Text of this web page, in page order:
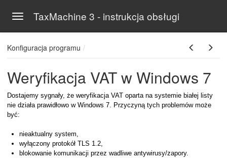
Toggle navigation
TaxMachine 3 - instrukcja obsługi
Konfiguracja programu
Weryfikacja VAT w Windows 7
Dostajemy sygnały, że weryfikacja VAT oparta na systemie białej listy
nie działa prawidłowo w Windows 7. Przyczyną tych problemów może
być:
nieaktualny system,
wyłączony protokół TLS 1.2,
blokowanie komunikacji przez wadliwe antywirusy/zapory.